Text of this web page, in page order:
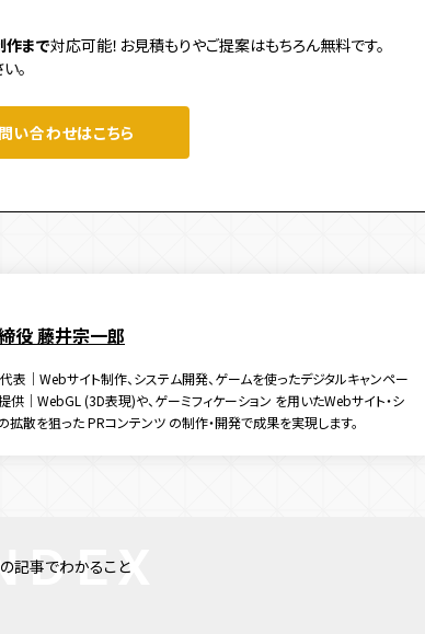
作まで対応可能！お見積もりやご提案はもちろん無料です。
。
い合わせはこちら
役 藤井宗一郎
表｜Webサイト制作、システム開発、ゲームを使ったデジタルキャンペー
供｜WebGL (3D表現)や、ゲーミフィケーション を用いたWebサイト・シ
拡散を狙った PRコンテンツ の制作・開発で成果を実現します。
記事でわかること